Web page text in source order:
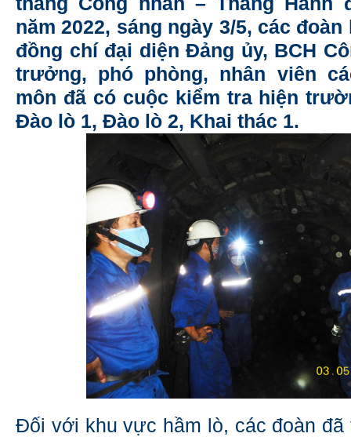
năm 2022, sáng ngày 3/5, các
đồng chí đại diện Đảng ủy, BCH
trưởng, phó phòng, nhân viên
môn đã có cuộc kiểm tra hiện
Đào lò 1, Đào lò 2, Khai thác 1.
Đối với khu vực hầm lò, các đoàn đã